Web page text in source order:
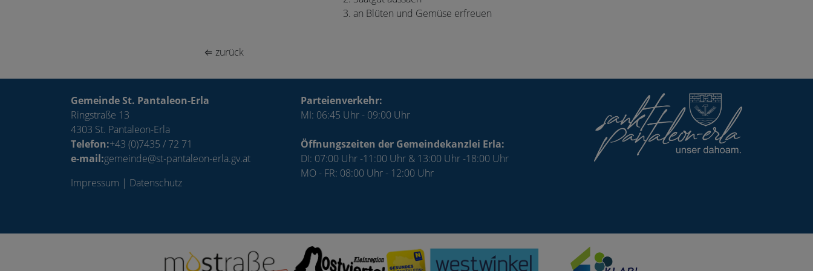
3. an Blüten und Gemüse erfreuen
⇐ zurück
Gemeinde St. Pantaleon-Erla
Ringstraße 13
4303 St. Pantaleon-Erla
Telefon:+43 (0)7435 / 72 71
e-mail:gemeinde@st-pantaleon-erla.gv.at
Impressum | Datenschutz
Parteienverkehr:
MI: 06:45 Uhr - 09:00 Uhr
Öffnungszeiten der Gemeindekanzlei Erla:
DI: 07:00 Uhr -11:00 Uhr & 13:00 Uhr -18:00 Uhr
MO - FR: 08:00 Uhr - 12:00 Uhr